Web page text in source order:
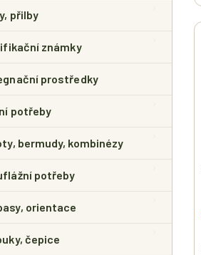
přilby
známky
prostředky
potřeby
bermudy, kombinézy
potřeby
orientace
čepice